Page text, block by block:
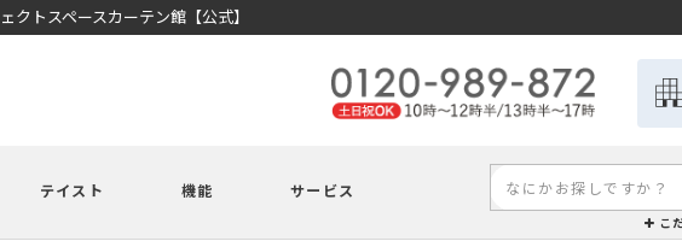
クトスペースカーテン館【公式】
テイスト 機能 サービス
こ